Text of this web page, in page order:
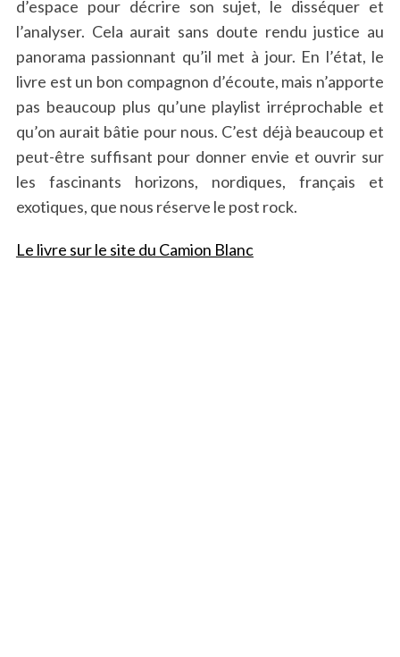
d’espace pour décrire son sujet, le disséquer et
l’analyser. Cela aurait sans doute rendu justice au
panorama passionnant qu’il met à jour. En l’état, le
livre est un bon compagnon d’écoute, mais n’apporte
pas beaucoup plus qu’une playlist irréprochable et
qu’on aurait bâtie pour nous. C’est déjà beaucoup et
peut-être suffisant pour donner envie et ouvrir sur
les fascinants horizons, nordiques, français et
exotiques, que nous réserve le post rock.
Le livre sur le site du Camion Blanc